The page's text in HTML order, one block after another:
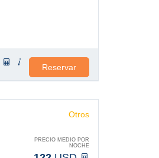
Reservar
Otros
PRECIO MEDIO POR
NOCHE